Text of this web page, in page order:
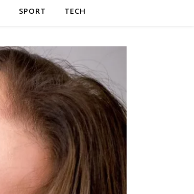
SPORT TECH